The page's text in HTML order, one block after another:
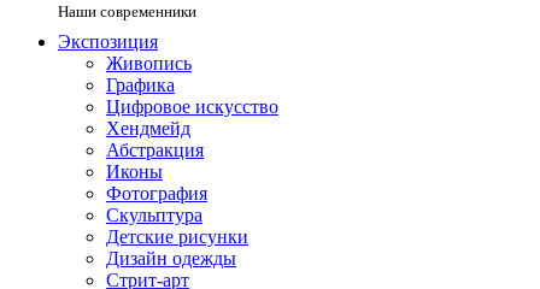
Наши современники
Экспозиция
Живопись
Графика
Цифровое искусство
Хендмейд
Абстракция
Иконы
Фотография
Скульптура
Детские рисунки
Дизайн одежды
Стрит-арт